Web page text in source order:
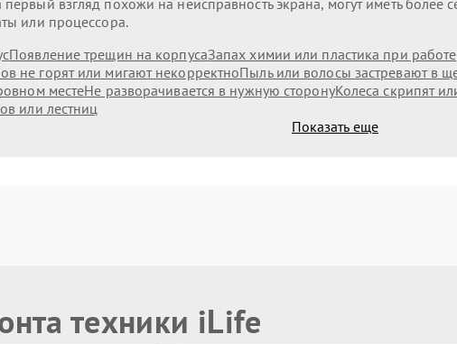
взгляд похожи на неисправность экрана, могут иметь
или процессора.
Появление трещин на корпусаЗапах химии или пластика при работе
не горят или мигают некорректноПыль или волосы застревают в
местеНе разворачивается в нужную сторонуКолеса скрипят
или лестниц
Показать еще
техники iLife